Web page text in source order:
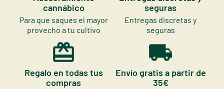
cannábico
Para que saques el mayor
provecho a tu cultivo
seguras
Entregas discretas y
seguras
Regalo en todas tus
compras
Envío gratis a partir de
35€